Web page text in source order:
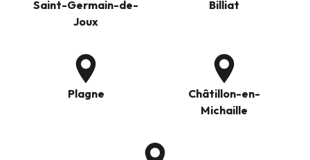
Saint-Germain-de-
Joux
Billiat
Plagne
Châtillon-en-
Michaille